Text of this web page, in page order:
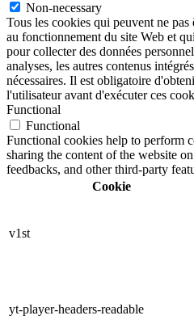
Non-necessary
Tous les cookies qui peuvent ne pas
au fonctionnement du site Web et
pour collecter des données
analyses, les autres contenus
nécessaires. Il est obligatoire
l'utilisateur avant d'exécuter ces
Functional
Functional
Functional cookies help to perform
sharing the content of the website
feedbacks, and other third-party
Cookie
v1st
yt-player-headers-readable